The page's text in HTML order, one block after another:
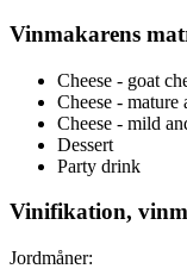
Vinmakarens
Cheese - goat
Cheese - mature
Cheese - mild
Dessert
Party drink
Vinifikation,
Jordmåner: